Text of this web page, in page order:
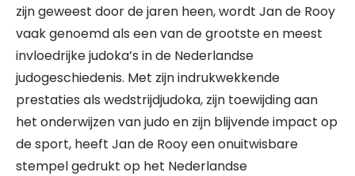
zijn geweest door de jaren heen, wordt Jan de Rooy
vaak genoemd als een van de grootste en meest
invloedrijke judoka’s in de Nederlandse
judogeschiedenis. Met zijn indrukwekkende
prestaties als wedstrijdjudoka, zijn toewijding aan
het onderwijzen van judo en zijn blijvende impact op
de sport, heeft Jan de Rooy een onuitwisbare
stempel gedrukt op het Nederlandse